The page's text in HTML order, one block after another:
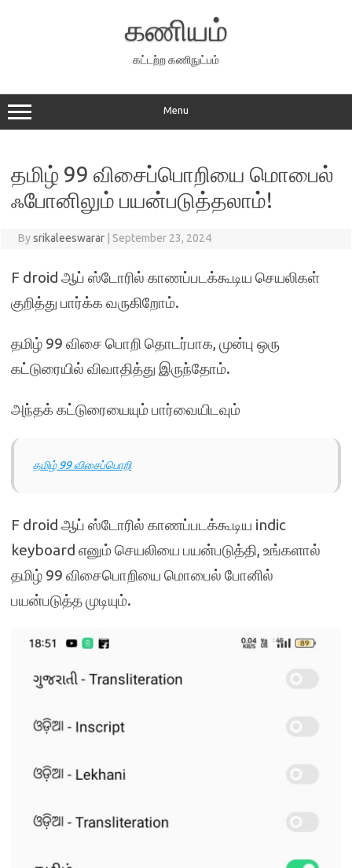
கணியம்
கட்டற்ற கணிநுட்பம்
Menu
தமிழ் 99 விசைப்பொறியை மொபைல்
ஃபோனிலும் பயன்படுத்தலாம்!
Bysrikaleeswarar September 23, 2024
F droid ஆப் ஸ்டோரில் காணப்படக்கூடிய செயலிகள்
குறித்து பார்க்க வருகிறோம்.
தமிழ் 99 விசை பொறி தொடர்பாக, முன்பு ஒரு
கட்டுரையில் விவாதித்து இருந்தோம்.
அந்தக் கட்டுரையையும் பார்வையிடவும்
தமிழ் 99 விசைப்பொறி
F droid ஆப் ஸ்டோரில் காணப்படக்கூடிய indic
keyboard எனும் செயலியை பயன்படுத்தி, உங்களால்
தமிழ் 99 விசைபொறியை மொபைல் போனில்
பயன்படுத்த முடியும்.